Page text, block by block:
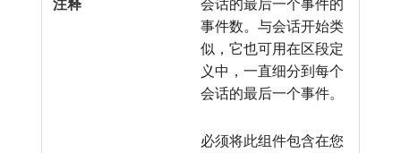
会话的最后一个事件的
事件数。与会话开始类
似，它也可用在区段定
义中，一直细分到每个
会话的最后一个事件。
必须将此组件包含在您